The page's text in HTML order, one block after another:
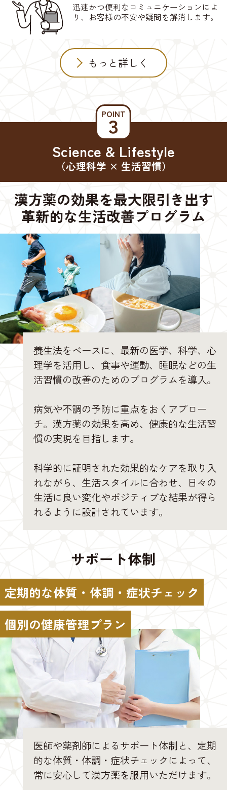
迅速かつ便利なコミュニケーションによ
り、お客様の不安や疑問を解消します。
もっと詳しく
POINT
３
Science & Lifestyle
（心理科学 × 生活習慣）
漢方薬の効果を最大限引き出す
革新的な生活改善プログラム
養生法をベースに、最新の医学、科学、心
理学を活用し、食事や運動、睡眠などの生
活習慣の改善のためのプログラムを導入。
病気や不調の予防に重点をおくアプロー
チ。漢方薬の効果を高め、健康的な生活習
慣の実現を目指します。
科学的に証明された効果的なケアを取り入
れながら、生活スタイルに合わせ、日々の
生活に良い変化やポジティブな結果が得ら
れるように設計されています。
サポート体制
定期的な体質・体調・症状チェック
個別の健康管理プラン
医師や薬剤師によるサポート体制と、定期
的な体質・体調・症状チェックによって、
常に安心して漢方薬を服用いただけます。